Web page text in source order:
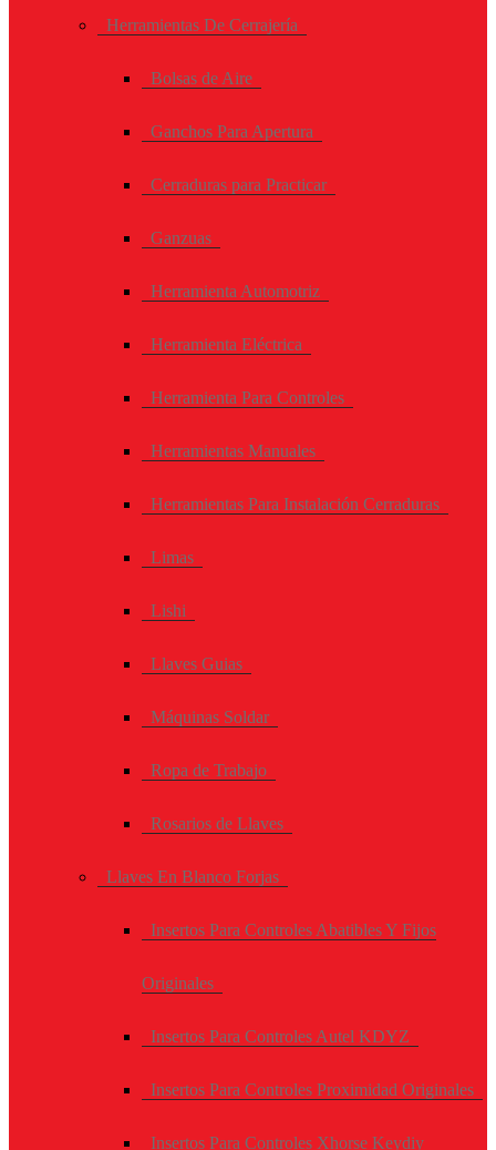
Herramientas De Cerrajería
Bolsas de Aire
Ganchos Para Apertura
Cerraduras para Practicar
Ganzuas
Herramienta Automotriz
Herramienta Eléctrica
Herramienta Para Controles
Herramientas Manuales
Herramientas Para Instalación Cerraduras
Limas
Lishi
Llaves Guias
Máquinas Soldar
Ropa de Trabajo
Rosarios de Llaves
Llaves En Blanco Forjas
Insertos Para Controles Abatibles Y Fijos
Originales
Insertos Para Controles Autel KDYZ
Insertos Para Controles Proximidad Originales
Insertos Para Controles Xhorse Keydiy